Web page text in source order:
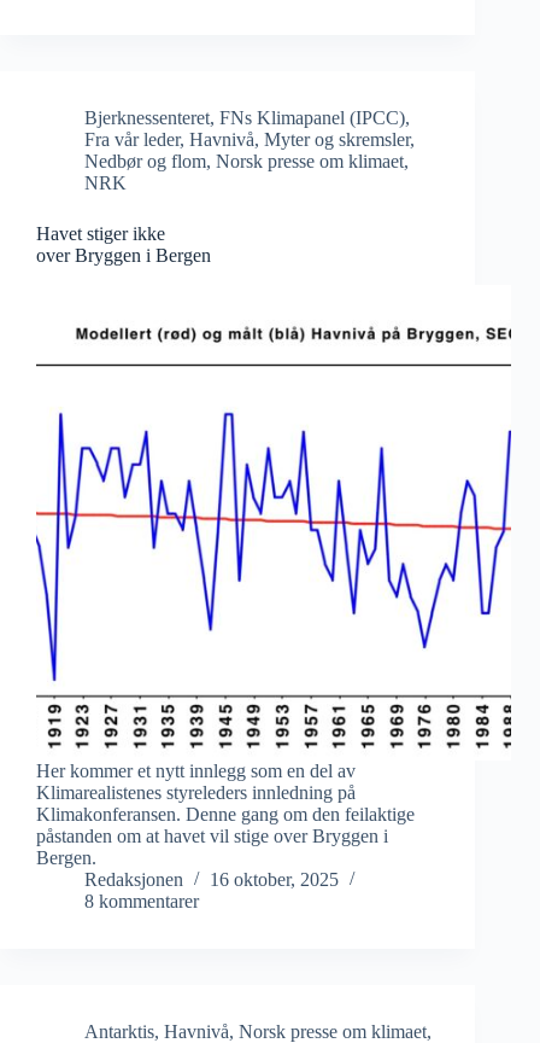
Bjerknessenteret, FNs Klimapanel (IPCC),
Fra vår leder, Havnivå, Myter og skremsler,
Nedbør og flom, Norsk presse om klimaet,
NRK
Havet stiger ikke
over Bryggen i Bergen
Her kommer et nytt innlegg som en del av
Klimarealistenes styreleders innledning på
Klimakonferansen. Denne gang om den feilaktige
påstanden om at havet vil stige over Bryggen i
Bergen.
Redaksjonen
16 oktober, 2025
8 kommentarer
Antarktis, Havnivå, Norsk presse om klimaet,